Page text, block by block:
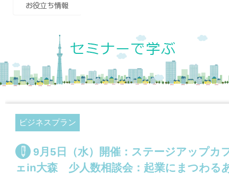
ビジネスプラン
9月5日（水）開催：ステージアップカ
ェin大森 少人数相談会：起業にまつわる